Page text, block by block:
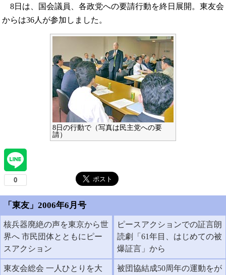
8日は、国会議員、各政党への要請行動を終日展開。東友会
からは36人が参加しました。
8日の行動で（写真は民主党への要
請）
「東友」2006年6月号
核兵器廃絶の声を東京から世
界へ 市民団体とともにピー
スアクション
ピースアクションでの証言朗
読劇「61年目、はじめての被
爆証言」から
東友会総会 一人ひとりを大
被団協結成50周年の運動をが